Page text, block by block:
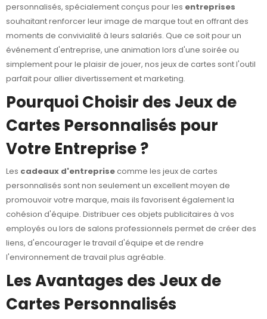
personnalisés, spécialement conçus pour les entreprises
souhaitant renforcer leur image de marque tout en offrant des
moments de convivialité à leurs salariés. Que ce soit pour un
événement d'entreprise, une animation lors d'une soirée ou
simplement pour le plaisir de jouer, nos jeux de cartes sont l'outil
parfait pour allier divertissement et marketing.
Pourquoi Choisir des Jeux de
Cartes Personnalisés pour
Votre Entreprise ?
Les cadeaux d'entreprisecomme les jeux de cartes
personnalisés sont non seulement un excellent moyen de
promouvoir votre marque, mais ils favorisent également la
cohésion d'équipe. Distribuer ces objets publicitaires à vos
employés ou lors de salons professionnels permet de créer des
liens, d'encourager le travail d'équipe et de rendre
l'environnement de travail plus agréable.
Les Avantages des Jeux de
Cartes Personnalisés